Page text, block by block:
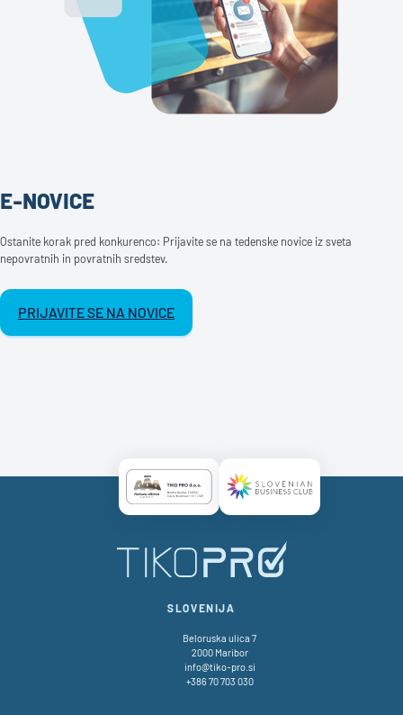
E-NOVICE
Ostanite korak pred konkurenco: Prijavite se na tedenske novice iz sveta
nepovratnih in povratnih sredstev.
PRIJAVITE SE NA NOVICE
Certificate AAA LogoCertificate SBC Logo
SLOVENIJA
Beloruska ulica 7
2000 Maribor
info@tiko-pro.si
+386 70 703 030